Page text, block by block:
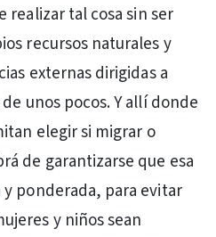
realizar tal cosa sin ser
recursos naturales y
externas dirigidas a
unos pocos. Y allí donde
elegir si migrar o
de garantizarse que esa
ponderada, para evitar
y niños sean